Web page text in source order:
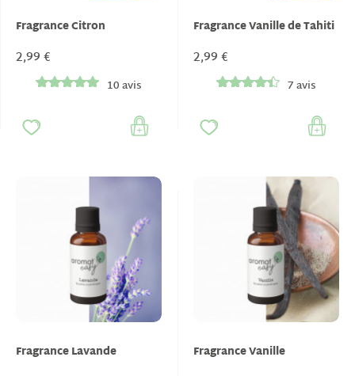
Fragrance Citron
2,99 €
10 avis
Fragrance Vanille de Tahiti
2,99 €
7 avis
Fragrance Lavande Fragrance Vanille